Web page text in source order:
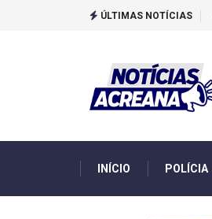
ÚLTIMAS NOTÍCIAS
INÍCIO POLÍCIA